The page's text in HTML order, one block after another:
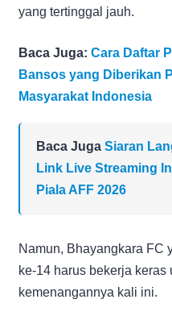
yang tertinggal jauh.
Baca Juga: Cara Daftar
Bansos yang Diberikan
Masyarakat Indonesia
Baca Juga Siaran
Link Live Streaming
Piala AFF 2026
Namun, Bhayangkara FC
ke-14 harus bekerja keras
kemenangannya kali ini.